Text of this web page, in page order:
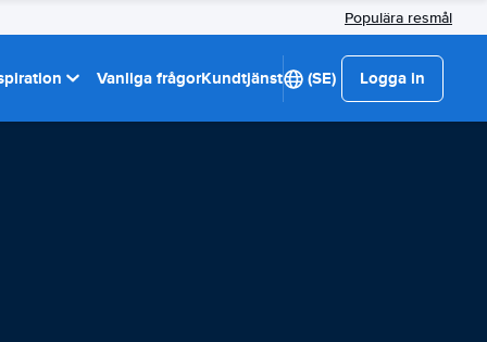
Populära resmål
Vanliga frågorKundtjänst (SE) Logga in